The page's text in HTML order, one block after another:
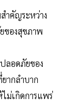
ำคัญระหว่าง
ของสุขภาพ
ลอดภัยของ
ากลำบาก
ม่เกิดการแพร่